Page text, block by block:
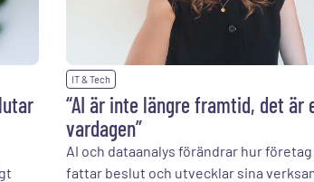
IT & Tech
“AI är inte längre framtid, det är
vardagen”
AI och dataanalys förändrar hur
fattar beslut och utvecklar sina